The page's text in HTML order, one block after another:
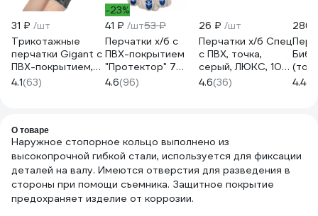
31 ₽ /шт
Трикотажные
перчатки Gigant с
ПВХ-покрытием,
серые GGC-13
4.1(63)
-23%
41 ₽ /шт53 ₽
Перчатки х/б с
ПВХ-покрытием
"Протектор" 7
класс СИБРТЕХ
Россия 67704
4.6(96)
26 ₽ /шт
Перчатки х/б Спец
с ПВХ, точка,
серый, ЛЮКС, 10
класс, 1 пара
(подвес, хедер)
4.6(36)
286
619
4.4
О товаре
Наружное стопорное кольцо выполнено из
высокопрочной гибкой стали, используется для фиксации
деталей на валу. Имеются отверстия для разведения в
стороны при помощи съемника. Защитное покрытие
предохраняет изделие от коррозии.